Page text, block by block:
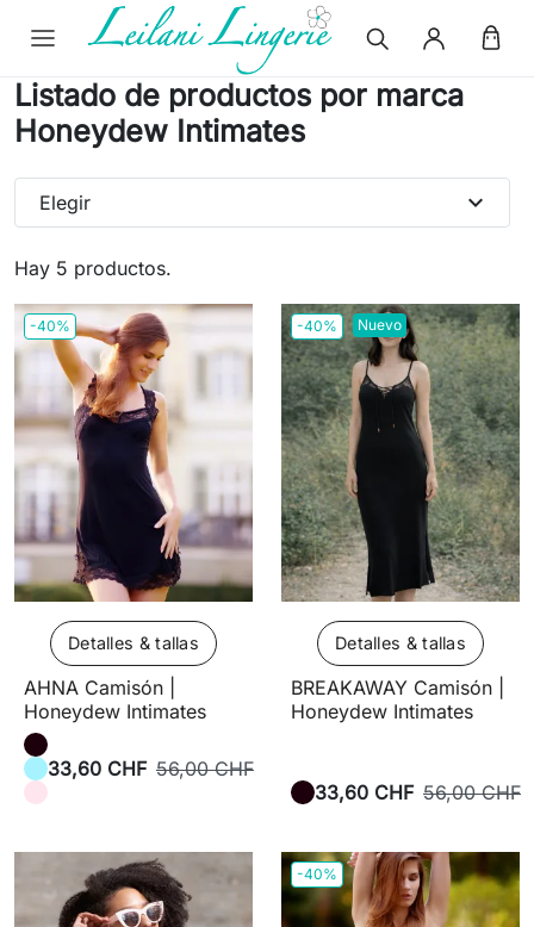
Listado de productos por marca
Honeydew Intimates
Hay 5 productos.
Elegir expand_more
-40%
Detalles & tallas
AHNA Camisón |
Honeydew Intimates
33,60 CHF 56,00 CHF
-40% Nuevo
Detalles & tallas
BREAKAWAY Camisón |
Honeydew Intimates
33,60 CHF 56,00 CHF
-40%